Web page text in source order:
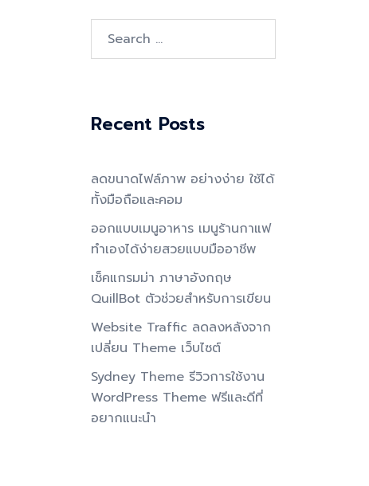
for:
Recent Posts
ลดขนาดไฟล์ภาพ อย่างง่าย ใช้ได้
ทั้งมือถือและคอม
ออกแบบเมนูอาหาร เมนูร้านกาแฟ
ทำเองได้ง่ายสวยแบบมืออาชีพ
เช็คแกรมม่า ภาษาอังกฤษ
QuillBot ตัวช่วยสำหรับการเขียน
Website Traffic ลดลงหลังจาก
เปลี่ยน Theme เว็บไซต์
Sydney Theme รีวิวการใช้งาน
WordPress Theme ฟรีและดีที่
อยากแนะนำ